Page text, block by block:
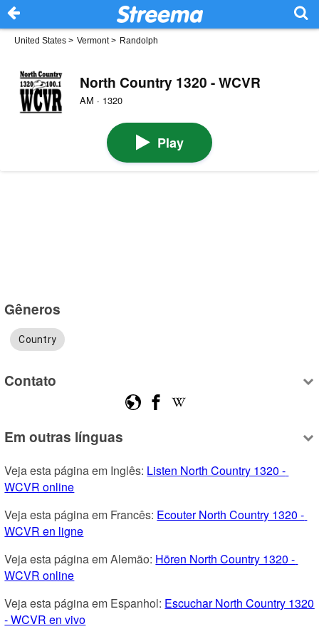
United States > Vermont> Randolph
North Country 1320 - WCVR
AM · 1320
Play
Gêneros
Country
Contato
Em outras línguas
Veja esta página em Inglês: Listen North Country 1320 -
WCVR online
Veja esta página em Francês: Ecouter North Country 1320 -
WCVR en ligne
Veja esta página em Alemão: Hören North Country 1320 -
WCVR online
Veja esta página em Espanhol: Escuchar North Country 1320
- WCVR en vivo